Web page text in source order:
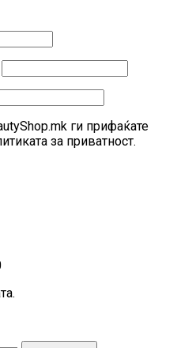
ги прифаќате
за приватност.